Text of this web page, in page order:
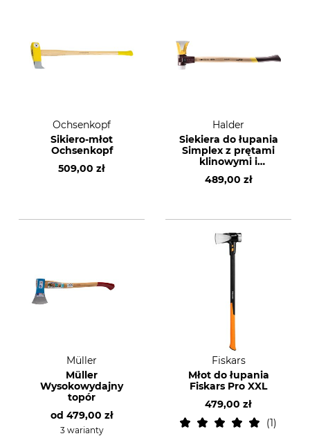
Ochsenkopf
Sikiero-młot
Ochsenkopf
509,00 zł
Halder
Siekiera do łupania
Simplex z prętami
klinowymi i
plastikową wkładką
489,00 zł
Müller
Müller
Wysokowydajny
topór
od 479,00 zł
3 warianty
Fiskars
Młot do łupania
Fiskars Pro XXL
479,00 zł
1